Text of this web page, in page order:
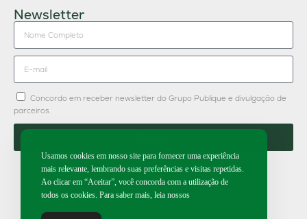
Newsletter
Concordo em receber newsletter do Grupo Publique e divulgação de
parceiros.
Usamos cookies em nosso site para fornecer uma experiência
mais relevante, lembrando suas preferências e visitas repetidas.
Ao clicar em “Aceitar”, você concorda com a utilização de
todos os cookies. Para saber mais, leia nossos